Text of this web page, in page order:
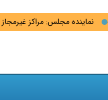
نماینده مجلس: مراکز